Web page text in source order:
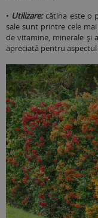
• Utilizare:cătina este o
sale sunt printre cele
de vitamine, minerale și
apreciată pentru